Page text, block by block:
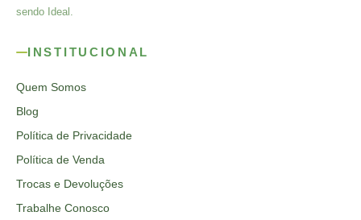
sendo Ideal.
INSTITUCIONAL
Quem Somos
Blog
Política de Privacidade
Política de Venda
Trocas e Devoluções
Trabalhe Conosco